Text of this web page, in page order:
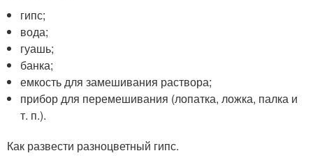
гипс;
вода;
гуашь;
банка;
емкость для замешивания раствора;
прибор для перемешивания (лопатка, ложка, палка и
т. п.).
Как развести разноцветный гипс.